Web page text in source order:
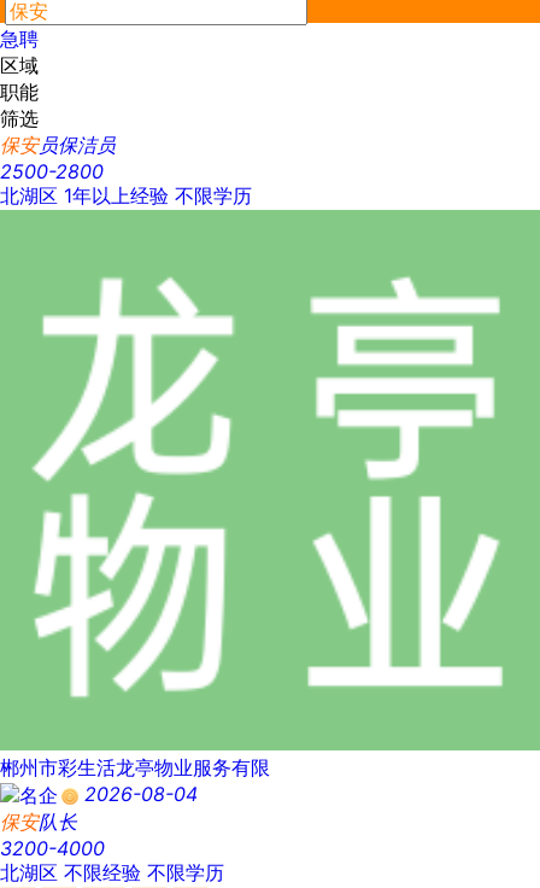
最新
急聘
区域
职能
筛选
保安员保洁员
2500-2800
北湖区 1年以上经验 不限学历
郴州市彩生活龙亭物业服务有限
2026-08-04
保安队长
3200-4000
北湖区 不限经验 不限学历